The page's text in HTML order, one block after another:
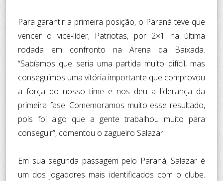
Para garantir a primeira posição, o Paraná teve que
vencer o vice-líder, Patriotas, por 2×1 na última
rodada em confronto na Arena da Baixada.
“Sabíamos que seria uma partida muito difícil, mas
conseguimos uma vitória importante que comprovou
a força do nosso time e nos deu a liderança da
primeira fase. Comemoramos muito esse resultado,
pois foi algo que a gente trabalhou muito para
conseguir”, comentou o zagueiro Salazar.
Em sua segunda passagem pelo Paraná, Salazar é
um dos jogadores mais identificados com o clube.